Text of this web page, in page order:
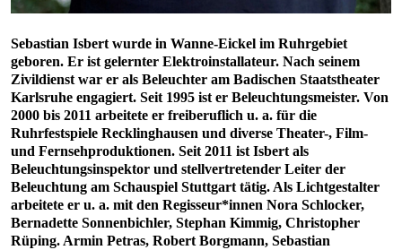
Sebastian Isbert wurde in Wanne-Eickel im Ruhrgebiet
geboren. Er ist gelernter Elektroinstallateur. Nach seinem
Zivildienst war er als Beleuchter am Badischen Staatstheater
Karlsruhe engagiert. Seit 1995 ist er Beleuchtungsmeister. Von
2000 bis 2011 arbeitete er freiberuflich u. a. für die
Ruhrfestspiele Recklinghausen und diverse Theater-, Film-
und Fernsehproduktionen. Seit 2011 ist Isbert als
Beleuchtungsinspektor und stellvertretender Leiter der
Beleuchtung am Schauspiel Stuttgart tätig. Als Lichtgestalter
arbeitete er u. a. mit den Regisseur*innen Nora Schlocker,
Bernadette Sonnenbichler, Stephan Kimmig, Christopher
Rüping. Armin Petras, Robert Borgmann, Sebastian